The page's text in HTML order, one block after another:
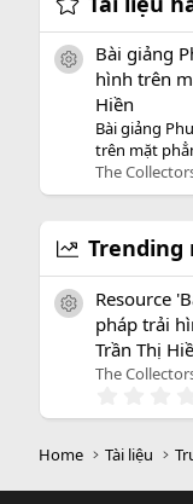
icon tài liệu
Bài giảng
hình trên
Hiền
Bài giảng
trên mặt
The
Trending
icon tài liệu
Resource
pháp trải
Trần Thị
The
Home Tài liệu